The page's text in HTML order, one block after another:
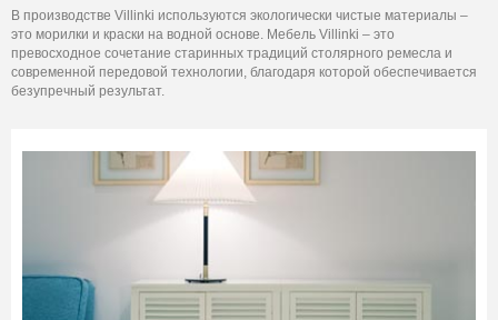
В производстве Villinki используются экологически чистые материалы –
это морилки и краски на водной основе. Мебель Villinki – это
превосходное сочетание старинных традиций столярного ремесла и
современной передовой технологии, благодаря которой обеспечивается
безупречный результат.